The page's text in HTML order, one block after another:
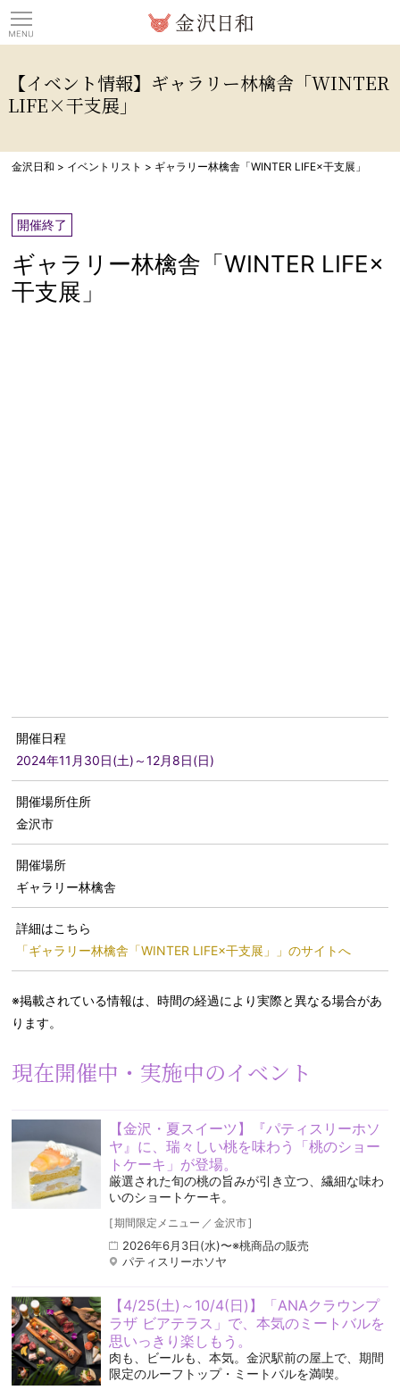
【イベント情報】ギャラリー林檎舎「WINTER
LIFE×干支展」
金沢日和 > イベントリスト > ギャラリー林檎舎「WINTER LIFE×干支展」
開催終了
ギャラリー林檎舎「WINTER LIFE×
干支展」
開催日程
2024年11月30日(土)～12月8日(日)
開催場所住所
金沢市
開催場所
ギャラリー林檎舎
詳細はこちら
「ギャラリー林檎舎「WINTER LIFE×干支展」」のサイトへ
※掲載されている情報は、時間の経過により実際と異なる場合があ
ります。
現在開催中・実施中のイベント
【金沢・夏スイーツ】『パティスリーホソ
ヤ』に、瑞々しい桃を味わう「桃のショー
トケーキ」が登場。
厳選された旬の桃の旨みが引き立つ、繊細な味わ
いのショートケーキ。
[期間限定メニュー ／ 金沢市]
2026年6月3日(水)〜※桃商品の販売
パティスリーホソヤ
【4/25(土)～10/4(日)】「ANAクラウンプ
ラザ ビアテラス」で、本気のミートバルを
思いっきり楽しもう。
肉も、ビールも、本気。金沢駅前の屋上で、期間
限定のルーフトップ・ミートバルを満喫。